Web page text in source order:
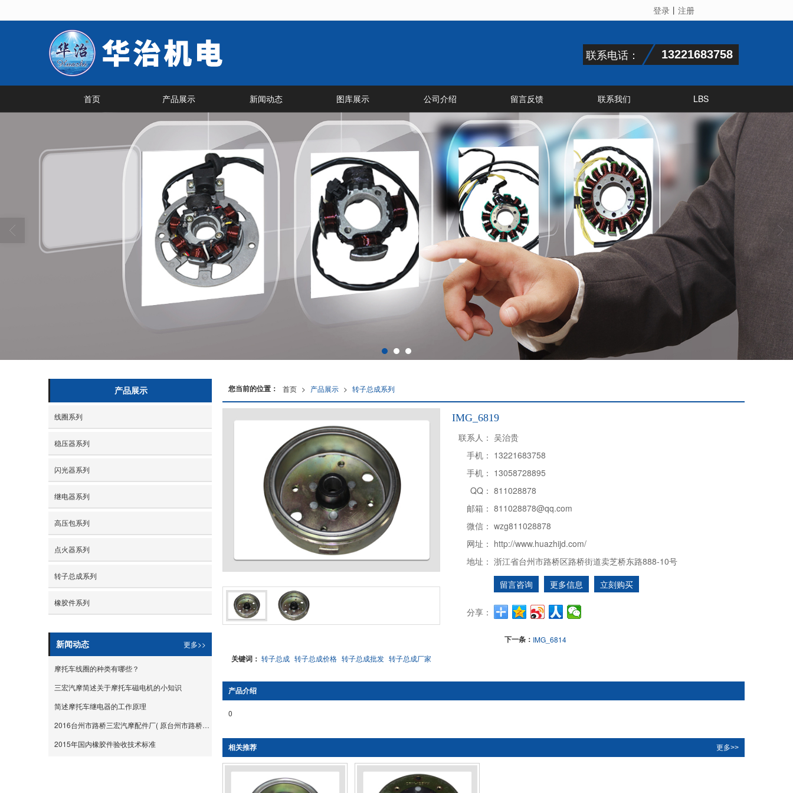
登录 丨 注册
联系电话： 13221683758
首页 产品展示 新闻动态 图库展示 公司介绍 留言反馈 联系我们 LBS
您当前的位置： 首页 > 产品展示 > 转子总成系列
IMG_6819
联系人： 吴治贵
手机： 13221683758
手机： 13058728895
QQ： 811028878
邮箱： 811028878@qq.com
微信： wzg811028878
网址： http://www.huazhijd.com/
地址： 浙江省台州市路桥区路桥街道卖芝桥东路888-10号
留言咨询
更多信息 立刻购买
分享：
下一条： IMG_6814
关键词： 转子总成 转子总成价格 转子总成批发 转子总成厂家
产品介绍
0
相关推荐 更多>>
产品展示
线圈系列
稳压器系列
闪光器系列
继电器系列
高压包系列
点火器系列
转子总成系列
橡胶件系列
更多>>
新闻动态
摩托车线圈的种类有哪些？
三宏汽摩简述关于摩托车磁电机的小知识
简述摩托车继电器的工作原理
2016台州市路桥三宏汽摩配件厂( 原台州市路桥华志汽摩配件厂）摩配展
2015年国内橡胶件验收技术标准